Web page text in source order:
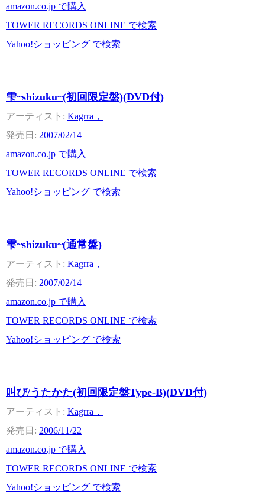
amazon.co.jp で購入
TOWER RECORDS ONLINE で検索
Yahoo!ショッピング で検索
雫~shizuku~(初回限定盤)(DVD付)
Kagrra，
2007/02/14
amazon.co.jp で購入
TOWER RECORDS ONLINE で検索
Yahoo!ショッピング で検索
雫~shizuku~(通常盤)
Kagrra，
2007/02/14
amazon.co.jp で購入
TOWER RECORDS ONLINE で検索
Yahoo!ショッピング で検索
叫び/うたかた(初回限定盤Type-B)(DVD付)
Kagrra，
2006/11/22
amazon.co.jp で購入
TOWER RECORDS ONLINE で検索
Yahoo!ショッピング で検索